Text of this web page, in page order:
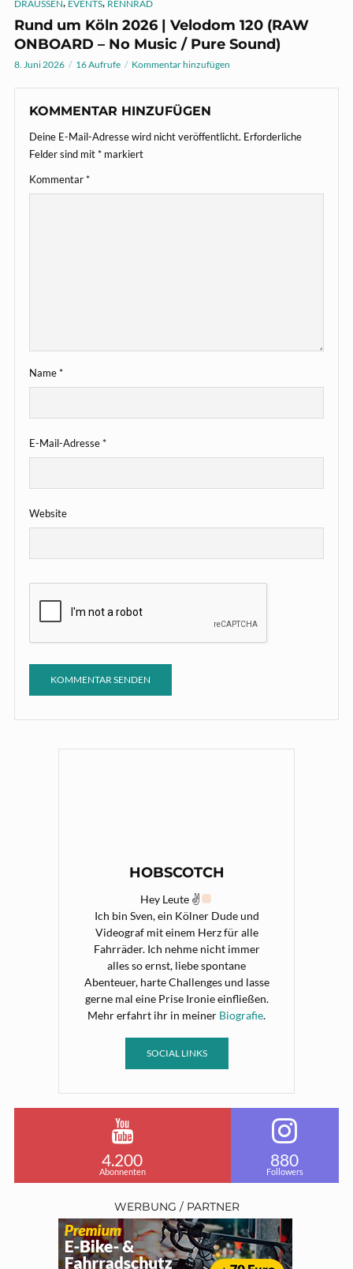
DRAUSSEN EVENTS RENNRAD
Rund um Köln 2026 | Velodom 120 (RAW
ONBOARD – No Music / Pure Sound)
8. Juni 2026 16 Aufrufe Kommentar hinzufügen
KOMMENTAR HINZUFÜGEN
Deine E-Mail-Adresse wird nicht veröffentlicht. Erforderliche
Felder sind mit* markiert
Kommentar*
Name*
E-Mail-Adresse*
Website
HOBSCOTCH
Hey Leute ✌
Ich bin Sven, ein Kölner Dude und
Videograf mit einem Herz für alle
Fahrräder. Ich nehme nicht immer
alles so ernst, liebe spontane
Abenteuer, harte Challenges und lasse
gerne mal eine Prise Ironie einfließen.
Mehr erfahrt ihr in meiner Biografie.
SOCIAL LINKS
4.200
Abonnenten
880
Followers
WERBUNG / PARTNER